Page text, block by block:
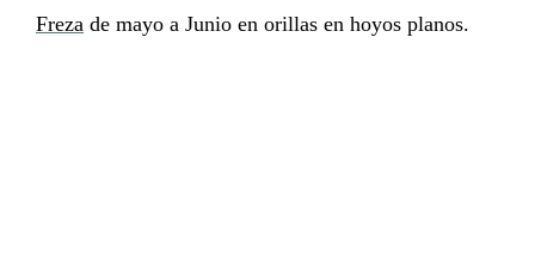
Freza de mayo a Junio en orillas en hoyos planos.